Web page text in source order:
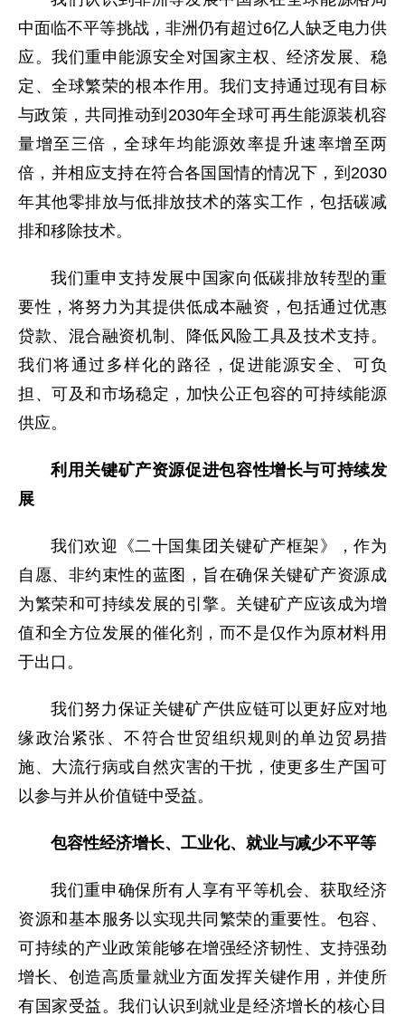
中面临不平等挑战，非洲仍有超过6亿人缺乏电力供
应。我们重申能源安全对国家主权、经济发展、稳
定、全球繁荣的根本作用。我们支持通过现有目标
与政策，共同推动到2030年全球可再生能源装机容
量增至三倍，全球年均能源效率提升速率增至两
倍，并相应支持在符合各国国情的情况下，到2030
年其他零排放与低排放技术的落实工作，包括碳减
排和移除技术。
我们重申支持发展中国家向低碳排放转型的重
要性，将努力为其提供低成本融资，包括通过优惠
贷款、混合融资机制、降低风险工具及技术支持。
我们将通过多样化的路径，促进能源安全、可负
担、可及和市场稳定，加快公正包容的可持续能源
供应。
利用关键矿产资源促进包容性增长与可持续发
展
我们欢迎《二十国集团关键矿产框架》，作为
自愿、非约束性的蓝图，旨在确保关键矿产资源成
为繁荣和可持续发展的引擎。关键矿产应该成为增
值和全方位发展的催化剂，而不是仅作为原材料用
于出口。
我们努力保证关键矿产供应链可以更好应对地
缘政治紧张、不符合世贸组织规则的单边贸易措
施、大流行病或自然灾害的干扰，使更多生产国可
以参与并从价值链中受益。
包容性经济增长、工业化、就业与减少不平等
我们重申确保所有人享有平等机会、获取经济
资源和基本服务以实现共同繁荣的重要性。包容、
可持续的产业政策能够在增强经济韧性、支持强劲
增长、创造高质量就业方面发挥关键作用，并使所
有国家受益。我们认识到就业是经济增长的核心目